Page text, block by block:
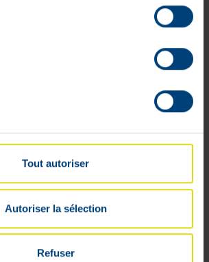
Tout autoriser
Autoriser la sélection
Refuser
Laat het me weten wanneer het
product weer op voorraad is